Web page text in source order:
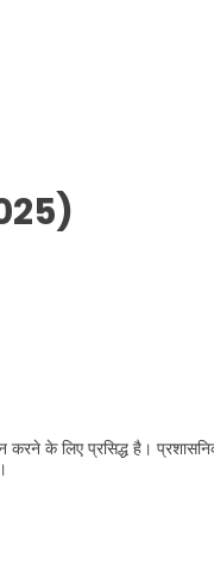
करने के लिए प्रसिद्ध है।